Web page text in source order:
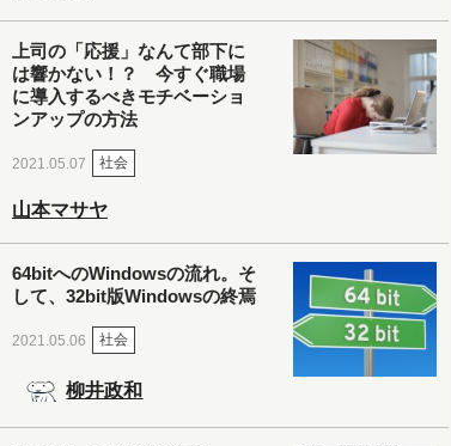
上司の「応援」なんて部下に
は響かない！？ 今すぐ職場
に導入するべきモチベーショ
ンアップの方法
2021.05.07 社会
山本マサヤ
64bitへのWindowsの流れ。そ
して、32bit版Windowsの終焉
2021.05.06 社会
柳井政和